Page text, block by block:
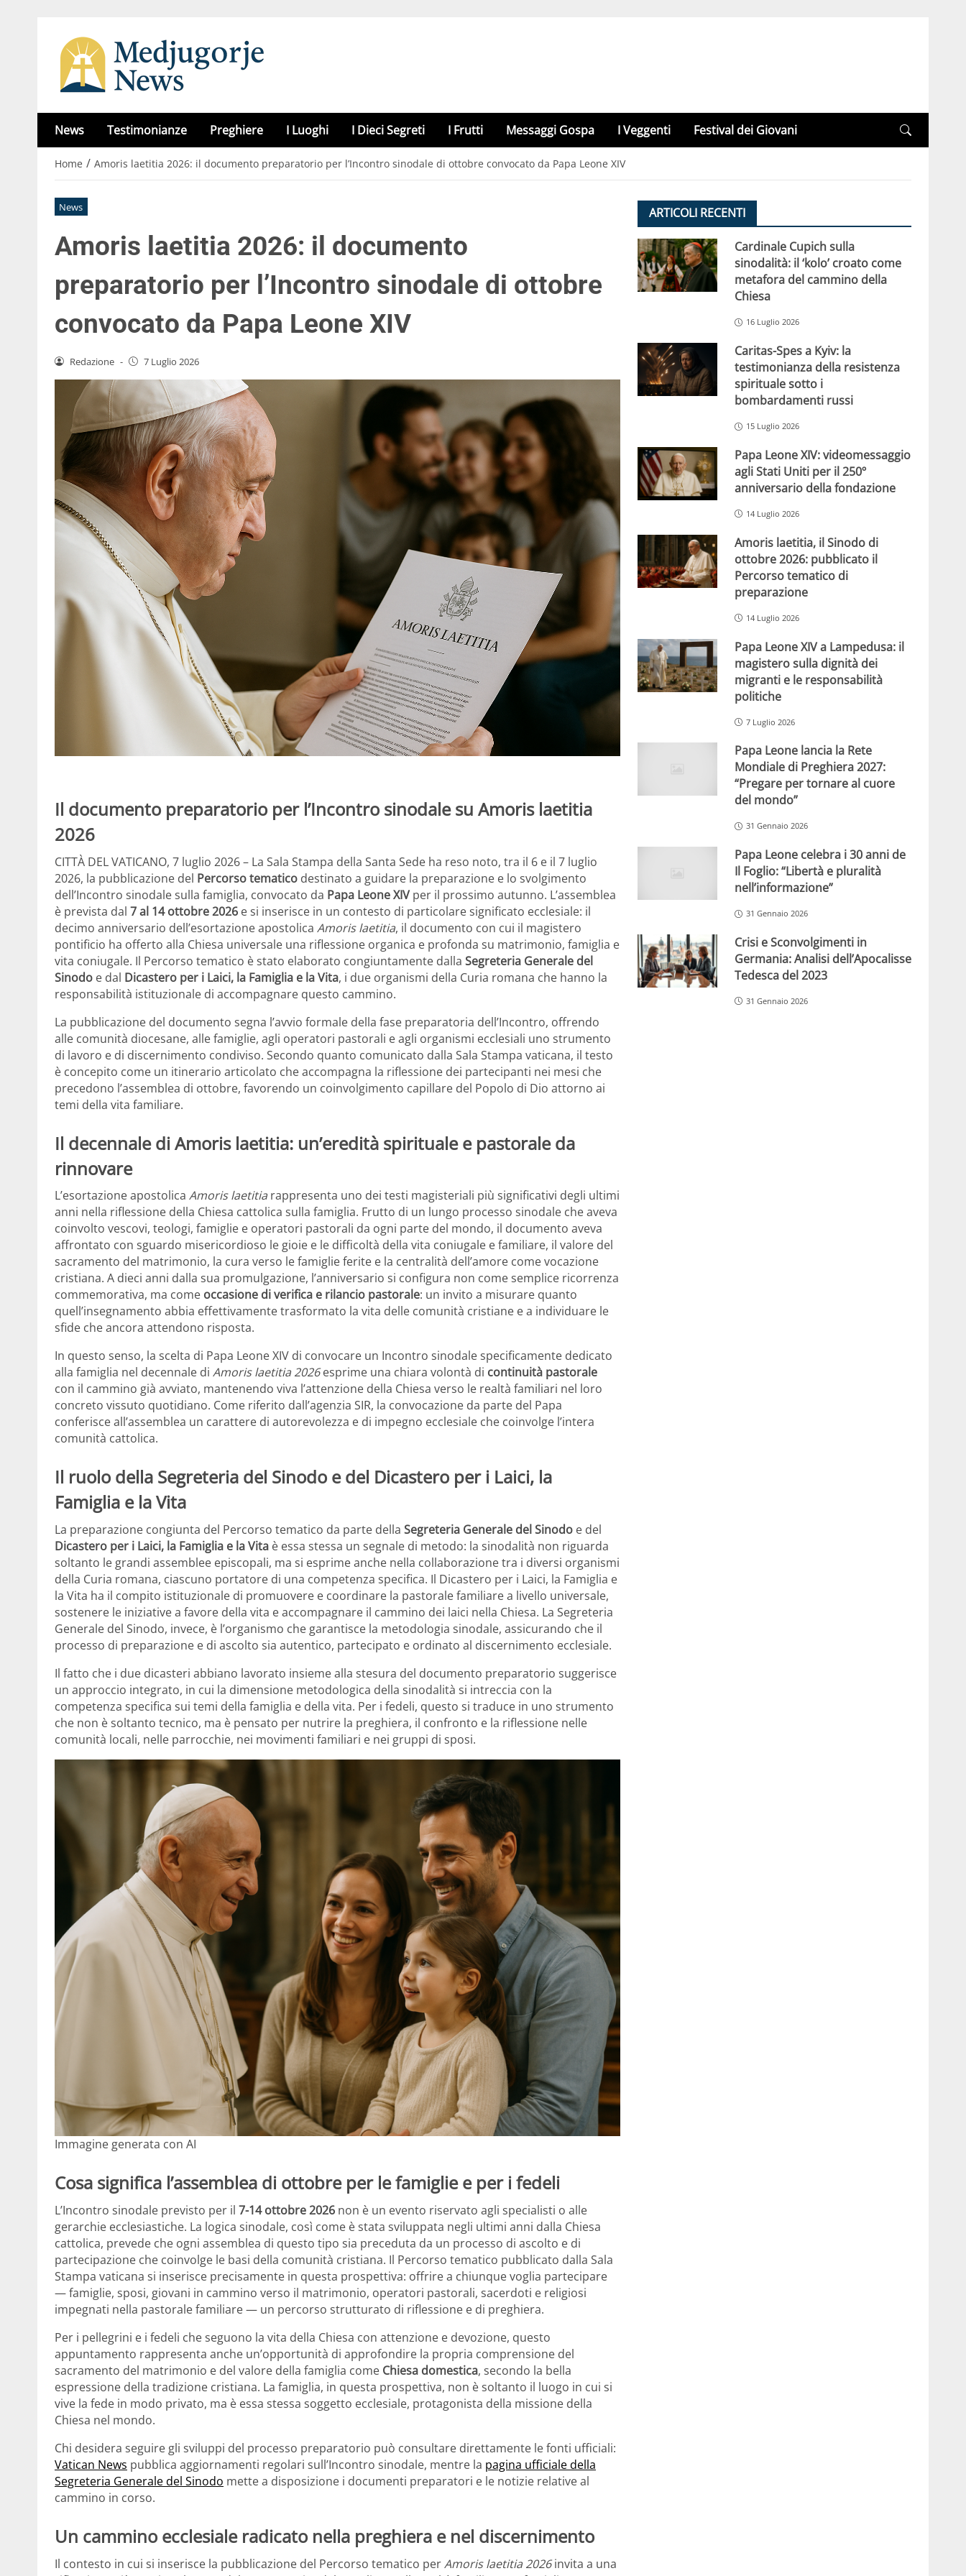
News Testimonianze Preghiere I Luoghi I Dieci Segreti I Frutti Messaggi Gospa I Veggenti Festival dei Giovani
Home / Amoris laetitia 2026: il documento preparatorio per l’Incontro sinodale di ottobre convocato da Papa Leone XIV
News
Amoris laetitia 2026: il documento
preparatorio per l’Incontro sinodale di ottobre
convocato da Papa Leone XIV
Redazione - 7 Luglio 2026
Il documento preparatorio per l’Incontro sinodale su Amoris laetitia
2026
CITTÀ DEL VATICANO, 7 luglio 2026 – La Sala Stampa della Santa Sede ha reso noto, tra il 6 e il 7 luglio
2026, la pubblicazione del Percorso tematico destinato a guidare la preparazione e lo svolgimento
dell’Incontro sinodale sulla famiglia, convocato da Papa Leone XIVper il prossimo autunno. L’assemblea
è prevista dal 7 al 14 ottobre 2026 e si inserisce in un contesto di particolare significato ecclesiale: il
decimo anniversario dell’esortazione apostolica Amoris laetitia, il documento con cui il magistero
pontificio ha offerto alla Chiesa universale una riflessione organica e profonda su matrimonio, famiglia e
vita coniugale. Il Percorso tematico è stato elaborato congiuntamente dalla Segreteria Generale del
Sinodo e dal Dicastero per i Laici, la Famiglia e la Vita, i due organismi della Curia romana che hanno la
responsabilità istituzionale di accompagnare questo cammino.
La pubblicazione del documento segna l’avvio formale della fase preparatoria dell’Incontro, offrendo
alle comunità diocesane, alle famiglie, agli operatori pastorali e agli organismi ecclesiali uno strumento
di lavoro e di discernimento condiviso. Secondo quanto comunicato dalla Sala Stampa vaticana, il testo
è concepito come un itinerario articolato che accompagna la riflessione dei partecipanti nei mesi che
precedono l’assemblea di ottobre, favorendo un coinvolgimento capillare del Popolo di Dio attorno ai
temi della vita familiare.
Il decennale di Amoris laetitia: un’eredità spirituale e pastorale da
rinnovare
L’esortazione apostolica Amoris laetitia rappresenta uno dei testi magisteriali più significativi degli ultimi
anni nella riflessione della Chiesa cattolica sulla famiglia. Frutto di un lungo processo sinodale che aveva
coinvolto vescovi, teologi, famiglie e operatori pastorali da ogni parte del mondo, il documento aveva
affrontato con sguardo misericordioso le gioie e le difficoltà della vita coniugale e familiare, il valore del
sacramento del matrimonio, la cura verso le famiglie ferite e la centralità dell’amore come vocazione
cristiana. A dieci anni dalla sua promulgazione, l’anniversario si configura non come semplice ricorrenza
commemorativa, ma come occasione di verifica e rilancio pastorale: un invito a misurare quanto
quell’insegnamento abbia effettivamente trasformato la vita delle comunità cristiane e a individuare le
sfide che ancora attendono risposta.
In questo senso, la scelta di Papa Leone XIV di convocare un Incontro sinodale specificamente dedicato
alla famiglia nel decennale di Amoris laetitia 2026esprime una chiara volontà di continuità pastorale
con il cammino già avviato, mantenendo viva l’attenzione della Chiesa verso le realtà familiari nel loro
concreto vissuto quotidiano. Come riferito dall’agenzia SIR, la convocazione da parte del Papa
conferisce all’assemblea un carattere di autorevolezza e di impegno ecclesiale che coinvolge l’intera
comunità cattolica.
Il ruolo della Segreteria del Sinodo e del Dicastero per i Laici, la
Famiglia e la Vita
La preparazione congiunta del Percorso tematico da parte della Segreteria Generale del Sinodo e del
Dicastero per i Laici, la Famiglia e la Vita è essa stessa un segnale di metodo: la sinodalità non riguarda
soltanto le grandi assemblee episcopali, ma si esprime anche nella collaborazione tra i diversi organismi
della Curia romana, ciascuno portatore di una competenza specifica. Il Dicastero per i Laici, la Famiglia e
la Vita ha il compito istituzionale di promuovere e coordinare la pastorale familiare a livello universale,
sostenere le iniziative a favore della vita e accompagnare il cammino dei laici nella Chiesa. La Segreteria
Generale del Sinodo, invece, è l’organismo che garantisce la metodologia sinodale, assicurando che il
processo di preparazione e di ascolto sia autentico, partecipato e ordinato al discernimento ecclesiale.
Il fatto che i due dicasteri abbiano lavorato insieme alla stesura del documento preparatorio suggerisce
un approccio integrato, in cui la dimensione metodologica della sinodalità si intreccia con la
competenza specifica sui temi della famiglia e della vita. Per i fedeli, questo si traduce in uno strumento
che non è soltanto tecnico, ma è pensato per nutrire la preghiera, il confronto e la riflessione nelle
comunità locali, nelle parrocchie, nei movimenti familiari e nei gruppi di sposi.
Immagine generata con AI
Cosa significa l’assemblea di ottobre per le famiglie e per i fedeli
L’Incontro sinodale previsto per il 7-14 ottobre 2026 non è un evento riservato agli specialisti o alle
gerarchie ecclesiastiche. La logica sinodale, così come è stata sviluppata negli ultimi anni dalla Chiesa
cattolica, prevede che ogni assemblea di questo tipo sia preceduta da un processo di ascolto e di
partecipazione che coinvolge le basi della comunità cristiana. Il Percorso tematico pubblicato dalla Sala
Stampa vaticana si inserisce precisamente in questa prospettiva: offrire a chiunque voglia partecipare
— famiglie, sposi, giovani in cammino verso il matrimonio, operatori pastorali, sacerdoti e religiosi
impegnati nella pastorale familiare — un percorso strutturato di riflessione e di preghiera.
Per i pellegrini e i fedeli che seguono la vita della Chiesa con attenzione e devozione, questo
appuntamento rappresenta anche un’opportunità di approfondire la propria comprensione del
sacramento del matrimonio e del valore della famiglia come Chiesa domestica, secondo la bella
espressione della tradizione cristiana. La famiglia, in questa prospettiva, non è soltanto il luogo in cui si
vive la fede in modo privato, ma è essa stessa soggetto ecclesiale, protagonista della missione della
Chiesa nel mondo.
Chi desidera seguire gli sviluppi del processo preparatorio può consultare direttamente le fonti ufficiali:
Vatican News pubblica aggiornamenti regolari sull’Incontro sinodale, mentre la pagina ufficiale della
Segreteria Generale del Sinodo mette a disposizione i documenti preparatori e le notizie relative al
cammino in corso.
Un cammino ecclesiale radicato nella preghiera e nel discernimento
Il contesto in cui si inserisce la pubblicazione del Percorso tematico perAmoris laetitia 2026invita a una
ARTICOLI RECENTI
Cardinale Cupich sulla
sinodalità: il ‘kolo’ croato come
metafora del cammino della
Chiesa
16 Luglio 2026
Caritas-Spes a Kyiv: la
testimonianza della resistenza
spirituale sotto i
bombardamenti russi
15 Luglio 2026
Papa Leone XIV: videomessaggio
agli Stati Uniti per il 250º
anniversario della fondazione
14 Luglio 2026
Amoris laetitia, il Sinodo di
ottobre 2026: pubblicato il
Percorso tematico di
preparazione
14 Luglio 2026
Papa Leone XIV a Lampedusa: il
magistero sulla dignità dei
migranti e le responsabilità
politiche
7 Luglio 2026
Papa Leone lancia la Rete
Mondiale di Preghiera 2027:
“Pregare per tornare al cuore
del mondo”
31 Gennaio 2026
Papa Leone celebra i 30 anni de
Il Foglio: “Libertà e pluralità
nell’informazione”
31 Gennaio 2026
Crisi e Sconvolgimenti in
Germania: Analisi dell’Apocalisse
Tedesca del 2023
31 Gennaio 2026